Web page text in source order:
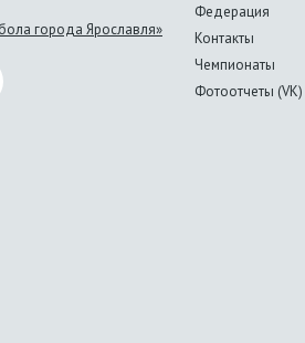
города Ярославля»
Федерация
Контакты
Чемпионаты
Фотоотчеты (VK)